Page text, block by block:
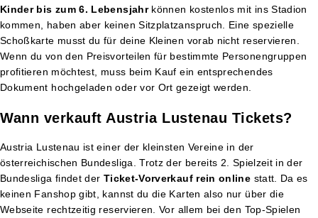
Kinder bis zum 6. Lebensjahrkönnen kostenlos mit ins Stadion
kommen, haben aber keinen Sitzplatzanspruch. Eine spezielle
Schoßkarte musst du für deine Kleinen vorab nicht reservieren.
Wenn du von den Preisvorteilen für bestimmte Personengruppen
profitieren möchtest, muss beim Kauf ein entsprechendes
Dokument hochgeladen oder vor Ort gezeigt werden.
Wann verkauft Austria Lustenau Tickets?
Austria Lustenau ist einer der kleinsten Vereine in der
österreichischen Bundesliga. Trotz der bereits 2. Spielzeit in der
Bundesliga findet der Ticket-Vorverkauf rein online statt. Da es
keinen Fanshop gibt, kannst du die Karten also nur über die
Webseite rechtzeitig reservieren. Vor allem bei den Top-Spielen